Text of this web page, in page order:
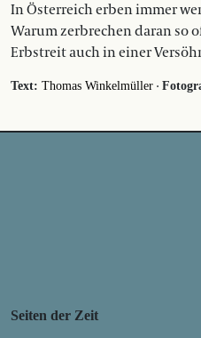
In Österreich erben immer
Warum zerbrechen daran so
Erbstreit auch in einer
Text: Thomas Winkelmüller ·
Seiten der Zeit